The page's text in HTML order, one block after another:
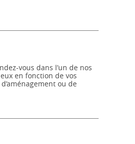
vous dans l’un de nos
en fonction de vos
ou de